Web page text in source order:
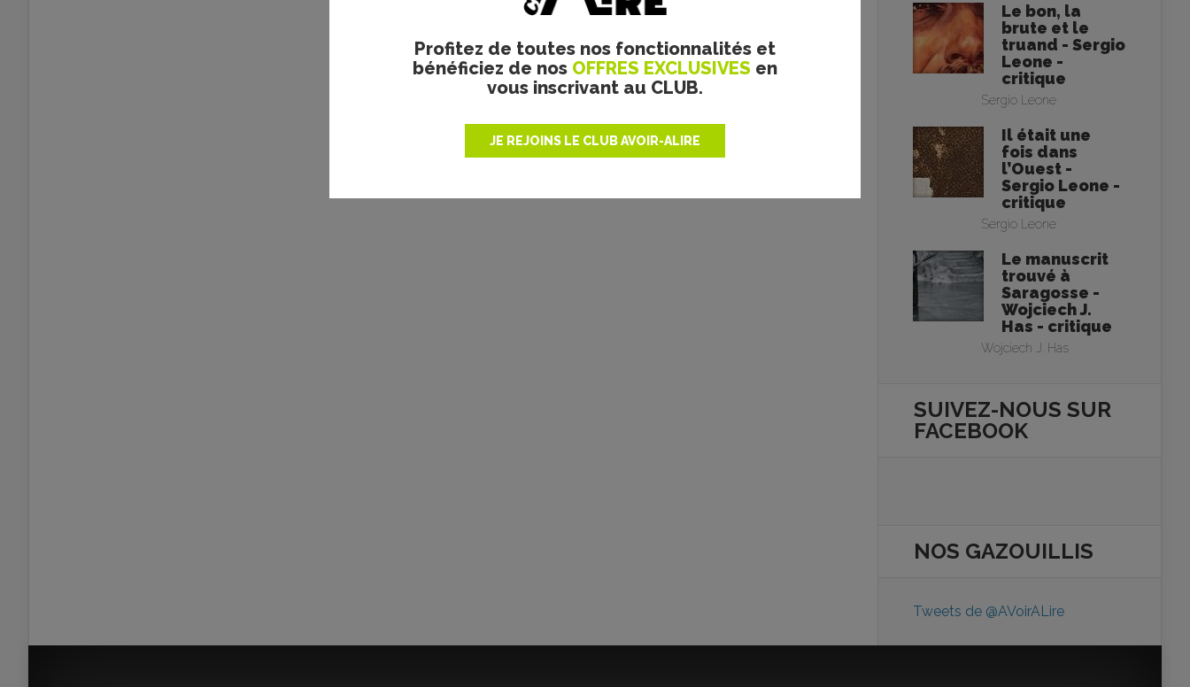
Profitez de toutes nos fonctionnalités et
bénéficiez de nos OFFRES EXCLUSIVES en
vous inscrivant au CLUB.
JE REJOINS LE CLUB AVOIR-ALIRE
Le bon, la
brute et le
truand - Sergio
Leone -
critique
Sergio Leone
Il était une
fois dans
l’Ouest -
Sergio Leone -
critique
Sergio Leone
Le manuscrit
trouvé à
Saragosse -
Wojciech J.
Has - critique
Wojciech J. Has
SUIVEZ-NOUS SUR
FACEBOOK
NOS GAZOUILLIS
Tweets de @AVoirALire